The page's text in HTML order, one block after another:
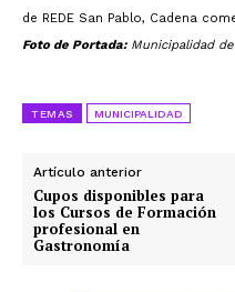
de REDE San Pablo, Cadena
Foto de Portada:Municipalidad de
TEMAS MUNICIPALIDAD
Artículo anterior
Cupos disponibles para
los Cursos de Formación
profesional en
Gastronomía